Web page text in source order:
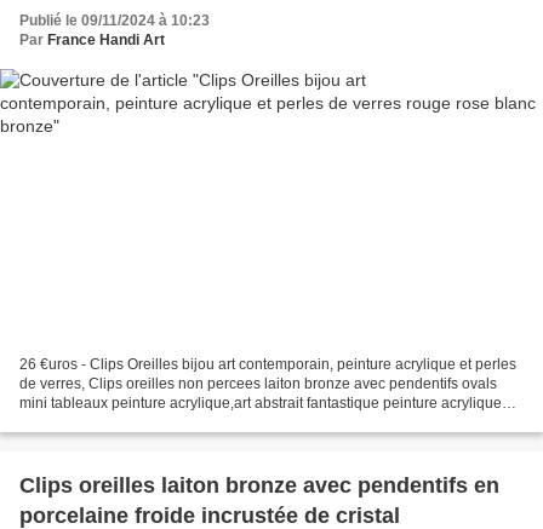
Publié le 09/11/2024 à 10:23
Par France Handi Art
26 €uros - Clips Oreilles bijou art contemporain, peinture acrylique et perles
de verres, Clips oreilles non percees laiton bronze avec pendentifs ovals
mini tableaux peinture acrylique,art abstrait fantastique peinture acrylique
Clips oreilles laiton bronze avec pendentifs en
porcelaine froide incrustée de cristal